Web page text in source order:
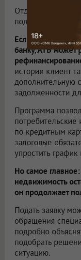
Отдельное
подходу к
Если
банку, АТБ может
истории клиент
дополнительную
задолженности
Программа
потребительские
по кредитным
залоговые
упростить
Но самое
недвижимость
он продолжает
Подать заявку
обращения
подробно
подобрать
ситуацию.